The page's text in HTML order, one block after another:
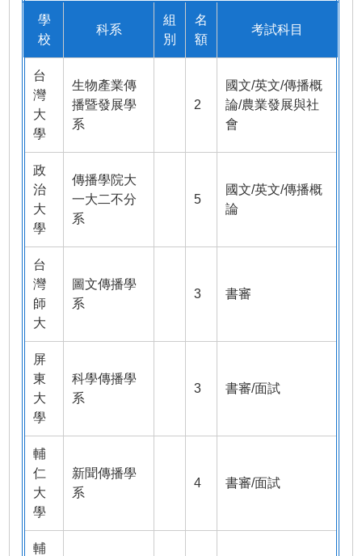
學
校
科系
組
別
名
額
考試科目
台
灣
大
學
生物產業傳
播暨發展學
系
2
國文/英文/傳播概
論/農業發展與社
會
政
治
大
學
傳播學院大
一大二不分
系
5
國文/英文/傳播概
論
台
灣
師
大
圖文傳播學
系
3 書審
屏
東
大
學
科學傳播學
系
3 書審/面試
輔
仁
大
學
新聞傳播學
系
4 書審/面試
輔